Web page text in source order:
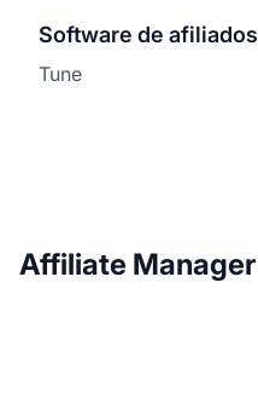
Software de afiliados
Tune
Affiliate Manager